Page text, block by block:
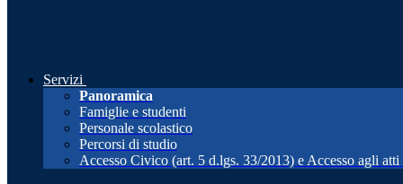
Servizi
Panoramica
Famiglie e studenti
Personale scolastico
Percorsi di studio
Accesso Civico (art. 5 d.lgs. 33/2013) e Accesso agli